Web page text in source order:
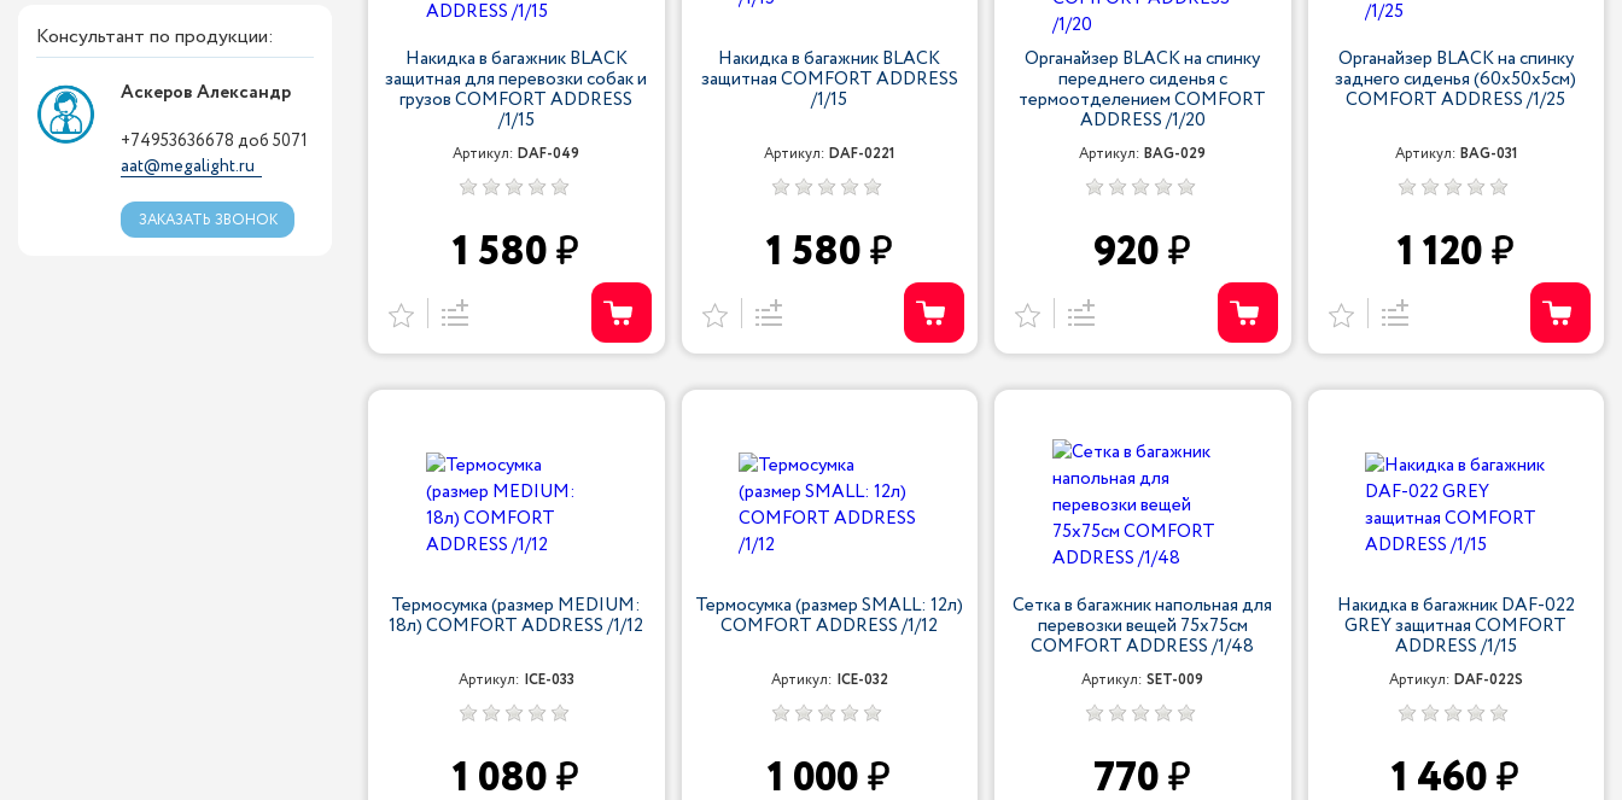
Консультант по продукции:
Аскеров Александр
+74953636678 доб 5071
aat@megalight.ru
ЗАКАЗАТЬ ЗВОНОК
Накидка в багажник BLACK
защитная для перевозки собак и
грузов COMFORT ADDRESS
/1/15
Артикул:DAF-049
1 580
Накидка в багажник BLACK
защитная COMFORT ADDRESS
/1/15
Артикул:DAF-0221
1 580
Органайзер BLACK на спинку
переднего сиденья с
термоотделением COMFORT
ADDRESS /1/20
Артикул:BAG-029
920
Органайзер BLACK на спинку
заднего сиденья (60х50х5см)
COMFORT ADDRESS /1/25
Артикул: BAG-031
1 120
Термосумка (размер MEDIUM:
18л) COMFORT ADDRESS /1/12
Артикул: ICE-033
1 080
Термосумка (размер SMALL: 12л)
COMFORT ADDRESS /1/12
Артикул: ICE-032
1 000
Сетка в багажник напольная для
перевозки вещей 75х75см
COMFORT ADDRESS /1/48
Артикул:SET-009
770
Накидка в багажник DAF-022
GREY защитная COMFORT
ADDRESS /1/15
Артикул: DAF-022S
1 460